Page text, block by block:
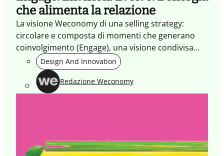
che alimenta la relazione
La visione Weconomy di una selling strategy:
circolare e composta di momenti che generano
coinvolgimento (Engage), una visione condivisa
(Envision) e la crescita di una relazione che
continua a generare valore (Evolve)
Design And Innovation
Redazione Weconomy